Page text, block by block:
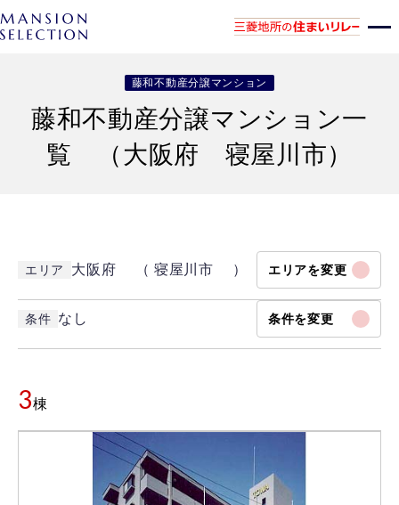
藤和不動産分譲マンション
藤和不動産分譲マンション一
覧 （大阪府 寝屋川市）
エリア 大阪府 （ 寝屋川市 ） エリアを変更
条件 なし 条件を変更
3棟